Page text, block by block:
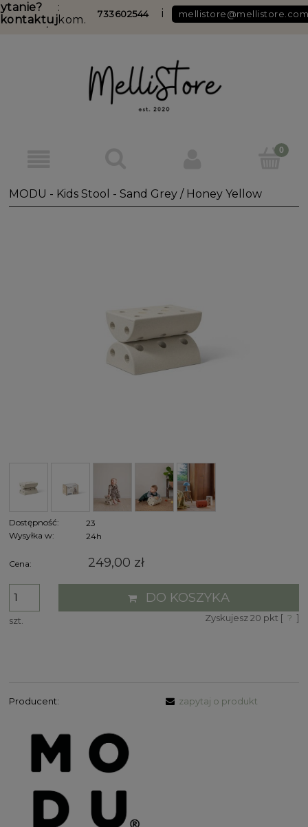
z nami
:
kom.
733602544 i mellistore@mellistore.com
MODU - Kids Stool - Sand Grey / Honey Yellow
Dostępność:
23
Wysyłka w:
24h
Cena: 249,00 zł
szt.
DO KOSZYKA
Zyskujesz20 pkt [ ? ]
Producent: zapytaj o produkt